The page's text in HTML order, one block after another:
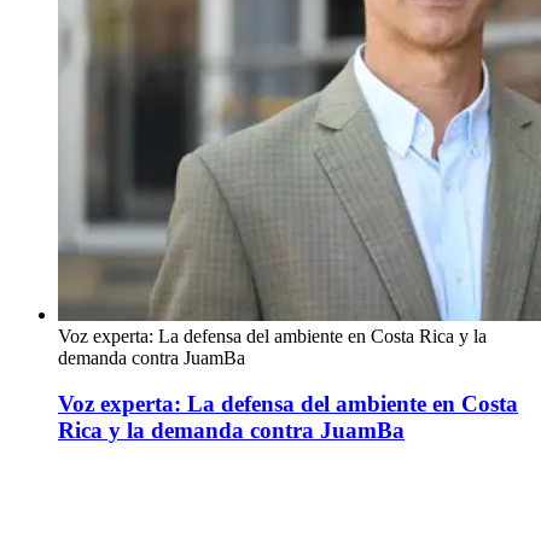
Voz experta: La defensa del ambiente en Costa Rica y la
demanda contra JuamBa
Voz experta: La defensa del ambiente en Costa
Rica y la demanda contra JuamBa